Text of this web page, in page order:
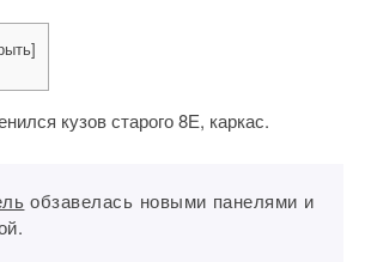
]
кузов старого 8Е, каркас.
обзавелась новыми панелями и